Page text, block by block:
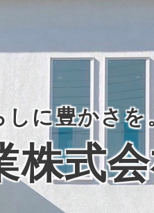
しに豊かさを
株式